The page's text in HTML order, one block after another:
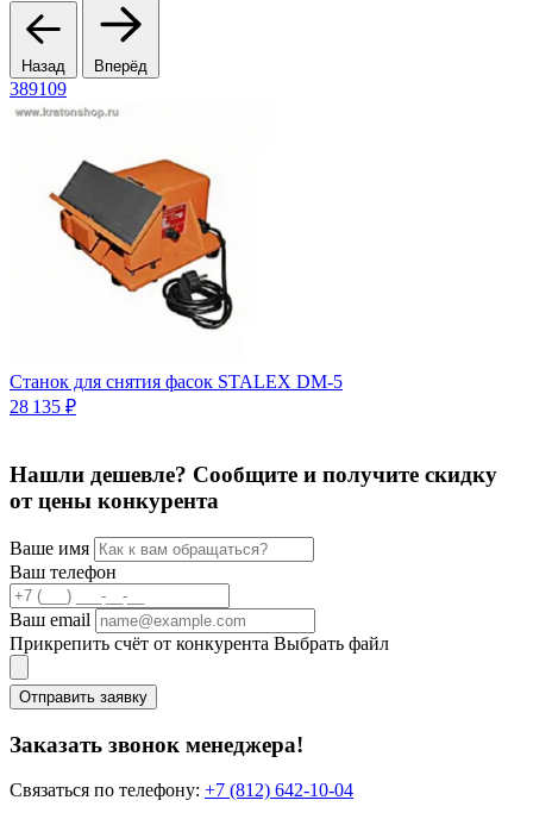
Назад Вперёд
389109
Станок для снятия фасок STALEX DM-5
28 135 ₽
Нашли дешевле? Сообщите и получите скидку
от цены конкурента
Ваше имя
Ваш телефон
Ваш email
Прикрепить счёт от конкурента Выбрать файл
Отправить заявку
Заказать звонок менеджера!
Связаться по телефону: +7 (812) 642-10-04